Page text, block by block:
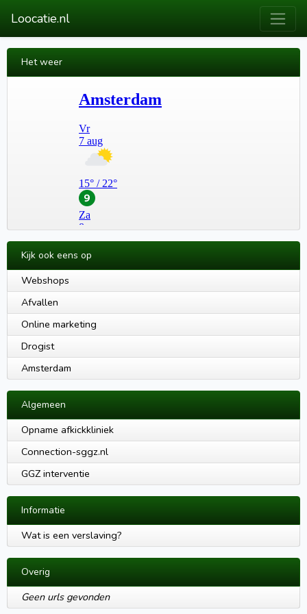
Loocatie.nl
Het weer
Kijk ook eens op
Webshops
Afvallen
Online marketing
Drogist
Amsterdam
Algemeen
Opname afkickkliniek
Connection-sggz.nl
GGZ interventie
Informatie
Wat is een verslaving?
Overig
Geen urls gevonden